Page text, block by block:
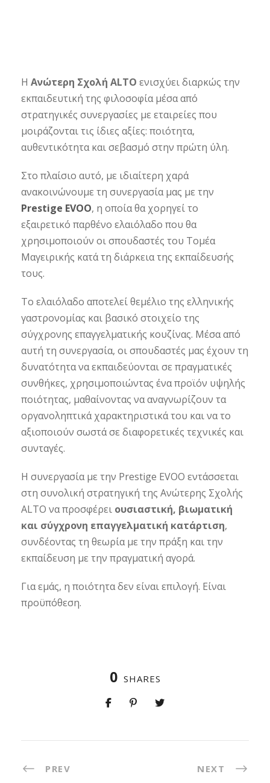
Η Ανώτερη Σχολή ALTO ενισχύει διαρκώς την
εκπαιδευτική της φιλοσοφία μέσα από
στρατηγικές συνεργασίες με εταιρείες που
μοιράζονται τις ίδιες αξίες: ποιότητα,
αυθεντικότητα και σεβασμό στην πρώτη ύλη.
Στο πλαίσιο αυτό, με ιδιαίτερη χαρά
ανακοινώνουμε τη συνεργασία μας με την
Prestige EVOO, η οποία θα χορηγεί το
εξαιρετικό παρθένο ελαιόλαδο που θα
χρησιμοποιούν οι σπουδαστές του Τομέα
Μαγειρικής κατά τη διάρκεια της εκπαίδευσής
τους.
Το ελαιόλαδο αποτελεί θεμέλιο της ελληνικής
γαστρονομίας και βασικό στοιχείο της
σύγχρονης επαγγελματικής κουζίνας. Μέσα από
αυτή τη συνεργασία, οι σπουδαστές μας έχουν τη
δυνατότητα να εκπαιδεύονται σε πραγματικές
συνθήκες, χρησιμοποιώντας ένα προϊόν υψηλής
ποιότητας, μαθαίνοντας να αναγνωρίζουν τα
οργανοληπτικά χαρακτηριστικά του και να το
αξιοποιούν σωστά σε διαφορετικές τεχνικές και
συνταγές.
Η συνεργασία με την Prestige EVOO εντάσσεται
στη συνολική στρατηγική της Ανώτερης Σχολής
ALTO να προσφέρει ουσιαστική, βιωματική
και σύγχρονη επαγγελματική κατάρτιση,
συνδέοντας τη θεωρία με την πράξη και την
εκπαίδευση με την πραγματική αγορά.
Για εμάς, η ποιότητα δεν είναι επιλογή. Είναι
προϋπόθεση.
0 SHARES
PREV NEXT